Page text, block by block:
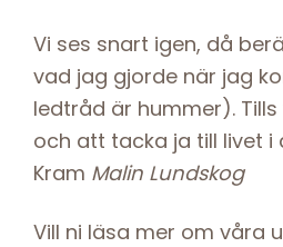
Vi ses snart igen, då
vad jag gjorde när jag
ledtråd är hummer). Tills
och att tacka ja till livet i
Kram Malin Lundskog
Vill ni läsa mer om våra